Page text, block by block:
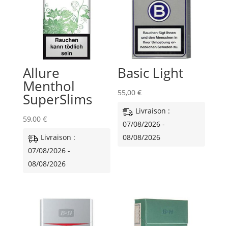
Allure
Menthol
SuperSlims
59,00 €
Livraison :
07/08/2026 -
08/08/2026
Basic Light
55,00€
Livraison :
07/08/2026 -
08/08/2026